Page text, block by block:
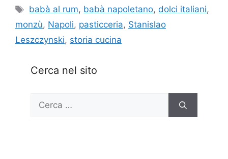
Tag
babà al rum, babà napoletano, dolci italiani,
monzù, Napoli, pasticceria, Stanislao
Leszczynski, storia cucina
Cerca nel sito
Ricerca